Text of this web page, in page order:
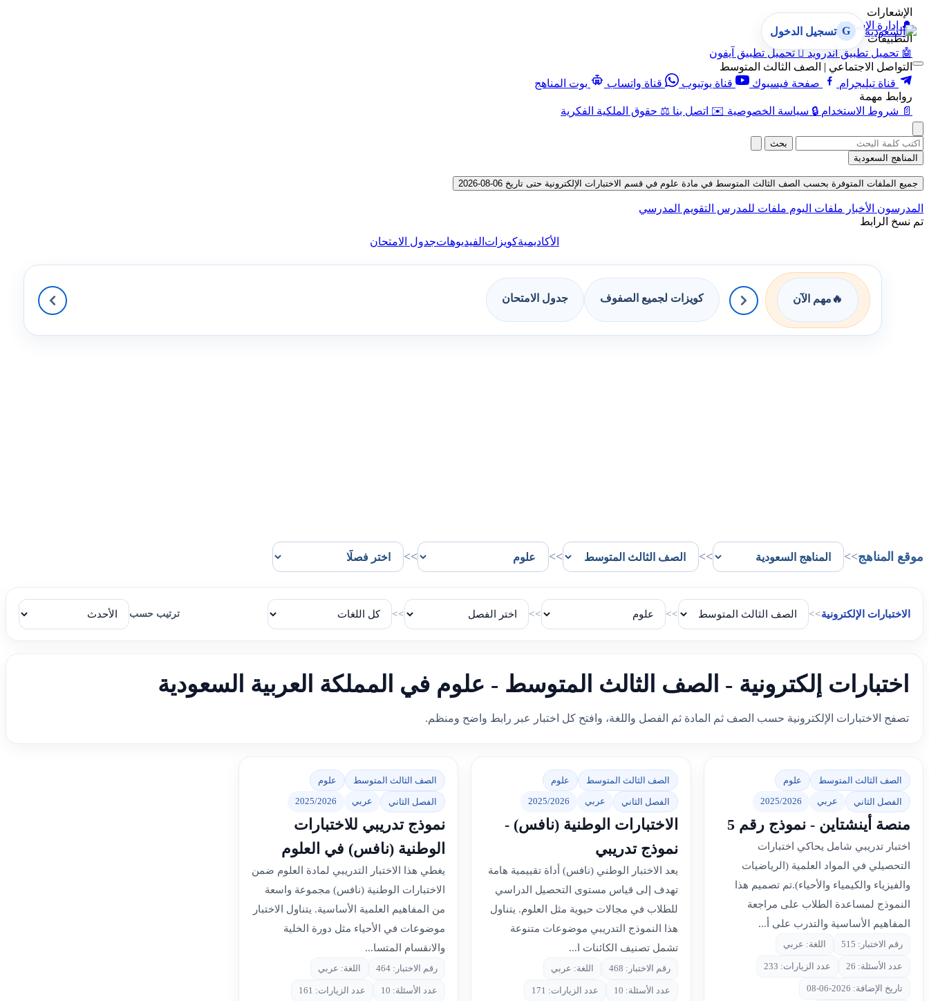
الإشعارات
🔔 إدارة الإشعارات
التطبيقات
🤖 تحميل تطبيق أندرويد  تحميل تطبيق آيفون
التواصل الاجتماعي | الصف الثالث المتوسط
قناة تيليجرام
صفحة فيسبوك قناة يوتيوب قناة واتساب
بوت المناهج
روابط مهمة
📄 شروط الاستخدام 🔒 سياسة الخصوصية ✉️ اتصل بنا ⚖️ حقوق الملكية الفكرية
G تسجيل الدخول
بحث
المناهج السعودية
جميع الملفات المتوفرة بحسب الصف الثالث المتوسط في مادة علوم في قسم الاختبارات الإلكترونية حتى تاريخ 06-08-2026
المدرسون الأخبار ملفات اليوم ملفات للمدرس التقويم المدرسي
تم نسخ الرابط
الأكاديميةكويزات الفيديوهاتجدول الامتحان
🔥 مهم الآن كويزات لجميع الصفوف جدول الامتحان
موقع المناهج>>
>>
>>
>>
الاختبارات الإلكترونية>>
>>
>>
>> ترتيب حسب
اختبارات إلكترونية - الصف الثالث المتوسط - علوم في المملكة العربية السعودية
تصفح الاختبارات الإلكترونية حسب الصف ثم المادة ثم الفصل واللغة، وافتح كل اختبار عبر رابط واضح ومنظم.
الصف الثالث المتوسط علوم
الفصل الثاني عربي 2025/2026
منصة أينشتاين - نموذج رقم 5
اختبار تدريبي شامل يحاكي اختبارات
التحصيلي في المواد العلمية (الرياضيات
والفيزياء والكيمياء والأحياء).تم تصميم هذا
النموذج لمساعدة الطلاب على مراجعة
المفاهيم الأساسية والتدرب على أ...
رقم الاختبار: 515 اللغة: عربي
عدد الأسئلة: 26 عدد الزيارات: 233
تاريخ الإضافة: 2026-06-08
الصف الثالث المتوسط علوم
الفصل الثاني عربي 2025/2026
الاختبارات الوطنية (نافس) -
نموذج تدريبي
يعد الاختبار الوطني (نافس) أداة تقييمية هامة
تهدف إلى قياس مستوى التحصيل الدراسي
للطلاب في مجالات حيوية مثل العلوم. يتناول
هذا النموذج التدريبي موضوعات متنوعة
تشمل تصنيف الكائنات ا...
رقم الاختبار: 468 اللغة: عربي
عدد الأسئلة: 10 عدد الزيارات: 171
الصف الثالث المتوسط علوم
الفصل الثاني عربي 2025/2026
نموذج تدريبي للاختبارات
الوطنية (نافس) في العلوم
يغطي هذا الاختبار التدريبي لمادة العلوم ضمن
الاختبارات الوطنية (نافس) مجموعة واسعة
من المفاهيم العلمية الأساسية. يتناول الاختبار
موضوعات في الأحياء مثل دورة الخلية
والانقسام المتسا...
رقم الاختبار: 464 اللغة: عربي
عدد الأسئلة: 10 عدد الزيارات: 161